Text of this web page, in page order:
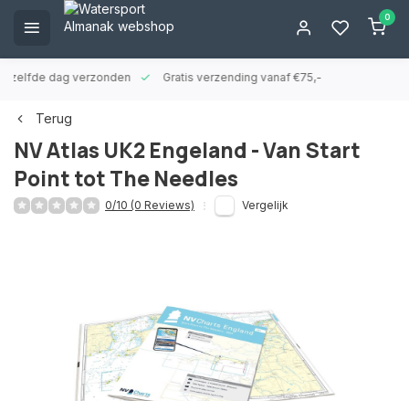
0
zelfde dag verzonden Gratis verzending vanaf €75,-
Terug
NV Atlas UK2 Engeland - Van Start
Point tot The Needles
0/10 (0 Reviews) Vergelijk